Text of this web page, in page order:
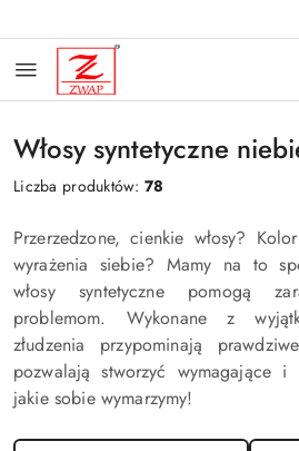
Włosy syntetyczne
Liczba produktów:78
Przerzedzone, cienkie włosy?
wyrażenia siebie? Mamy na to
włosy syntetyczne pomogą
problemom. Wykonane z
złudzenia przypominają
pozwalają stworzyć wymagające
jakie sobie wymarzymy!